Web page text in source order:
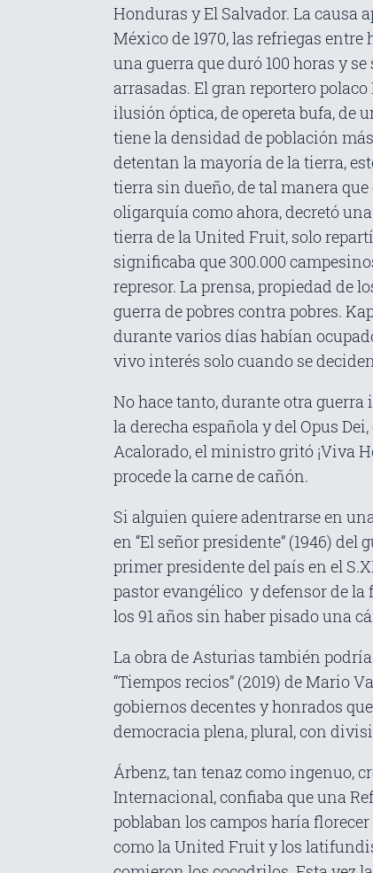
Honduras y El Salvador. La causa
México de 1970, las refriegas
una guerra que duró 100 horas y
arrasadas. El gran reportero
ilusión óptica, de opereta bufa, de
tiene la densidad de población
detentan la mayoría de la tierra,
tierra sin dueño, de tal manera
oligarquía como ahora, decretó
tierra de la United Fruit, solo
significaba que 300.000
represor. La prensa, propiedad de
guerra de pobres contra pobres.
durante varios días habían
vivo interés solo cuando se
No hace tanto, durante otra
la derecha española y del Opus
Acalorado, el ministro gritó ¡Viva
procede la carne de cañón.
Si alguien quiere adentrarse en
en “El señor presidente” (1946)
primer presidente del país en el
pastor evangélico y defensor de la
los 91 años sin haber pisado una
La obra de Asturias también
“Tiempos recios” (2019) de Mario
gobiernos decentes y honrados
democracia plena, plural, con
Árbenz, tan tenaz como ingenuo,
Internacional, confiaba que una
poblaban los campos haría
como la United Fruit y los